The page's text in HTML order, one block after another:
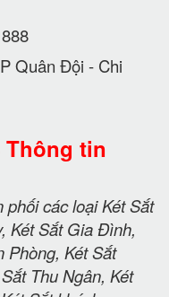
Quân Đội - Chi
Thông tin
phối các loại Két Sắt
Két Sắt Gia Đình,
Phòng, Két Sắt
Thu Ngân, Két